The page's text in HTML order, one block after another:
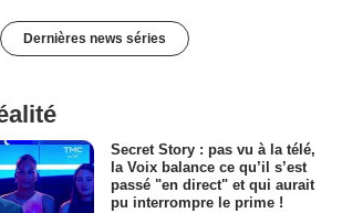
Dernières news séries
Secret Story : pas vu à la télé,
la Voix balance ce qu’il s’est
passé "en direct" et qui aurait
pu interrompre le prime !